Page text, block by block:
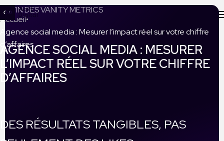
Accueil
Agence social media : Mesurer l’impact réel sur votre chiffre
d’affaires
LA FIN DES VANITY METRICS
AGENCE SOCIAL MEDIA : MESURER
L’IMPACT RÉEL SUR VOTRE CHIFFRE
D’AFFAIRES
DES RÉSULTATS TANGIBLES, PAS